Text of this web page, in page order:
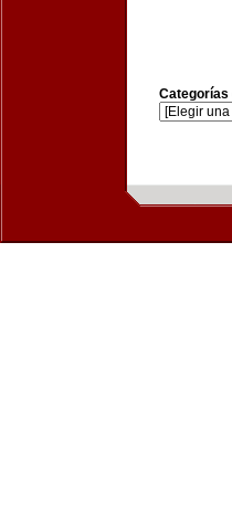
Categorías